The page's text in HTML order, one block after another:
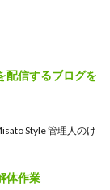
配信するブログを
Style 管理人のけ
体作業